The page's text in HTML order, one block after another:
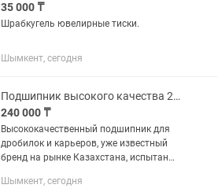
35 000 ₸
Шрабкугель ювелирные тиски.
Шымкент, сегодня
Подшипник высокого качества 22330 САW33
240 000 ₸
Высококачественный подшипник для
дробилок и карьеров, уже известный
бренд на рынке Казахстана, испытан
отзывы.
Шымкент, сегодня